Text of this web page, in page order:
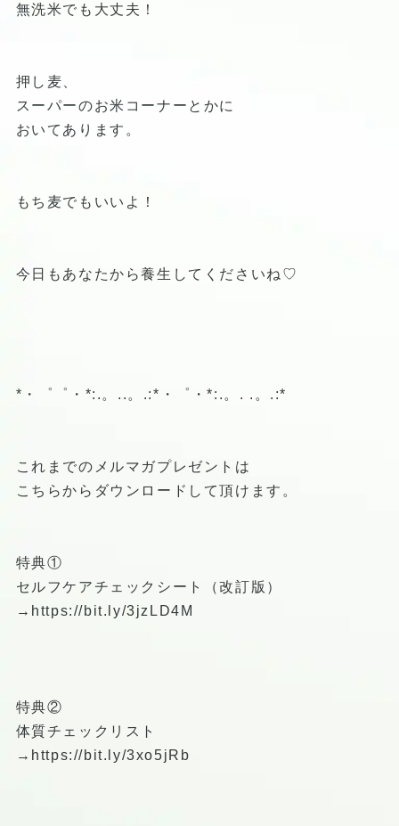
無洗米でも大丈夫！
押し麦、
スーパーのお米コーナーとかに
おいてあります。
もち麦でもいいよ！
今日もあなたから養生してくださいね♡
*・゜゜・*:.。..。.:*・゜・*:.。. .。.:*
これまでのメルマガプレゼントは
こちらからダウンロードして頂けます。
特典①
セルフケアチェックシート（改訂版）
→ https://bit.ly/3jzLD4M
特典②
体質チェックリスト
→ https://bit.ly/3xo5jRb